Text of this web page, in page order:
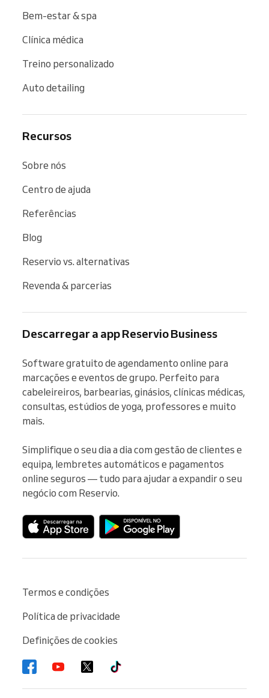
Bem-estar & spa
Clínica médica
Treino personalizado
Auto detailing
Recursos
Sobre nós
Centro de ajuda
Referências
Blog
Reservio vs. alternativas
Revenda & parcerias
Descarregar a app Reservio Business
Software gratuito de agendamento online para
marcações e eventos de grupo. Perfeito para
cabeleireiros, barbearias, ginásios, clínicas médicas,
consultas, estúdios de yoga, professores e muito
mais.
Simplifique o seu dia a dia com gestão de clientes e
equipa, lembretes automáticos e pagamentos
online seguros — tudo para ajudar a expandir o seu
negócio com Reservio.
Termos e condições
Política de privacidade
Definições de cookies